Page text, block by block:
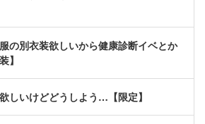
の別衣装欲しいから健康診断イベとか
】
しいけどどうしよう…【限定】